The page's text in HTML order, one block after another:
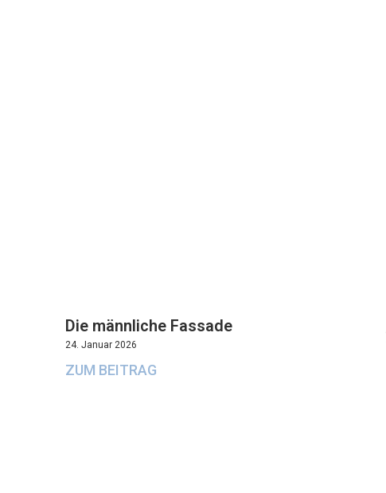
Die männliche Fassade
24. Januar 2026
ZUM BEITRAG